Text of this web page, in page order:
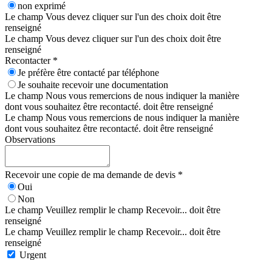
non exprimé
Le champ Vous devez cliquer sur l'un des choix doit être
renseigné
Le champ Vous devez cliquer sur l'un des choix doit être
renseigné
Recontacter *
Je préfère être contacté par téléphone
Je souhaite recevoir une documentation
Le champ Nous vous remercions de nous indiquer la manière
dont vous souhaitez être recontacté. doit être renseigné
Le champ Nous vous remercions de nous indiquer la manière
dont vous souhaitez être recontacté. doit être renseigné
Observations
Recevoir une copie de ma demande de devis *
Oui
Non
Le champ Veuillez remplir le champ Recevoir... doit être
renseigné
Le champ Veuillez remplir le champ Recevoir... doit être
renseigné
Urgent